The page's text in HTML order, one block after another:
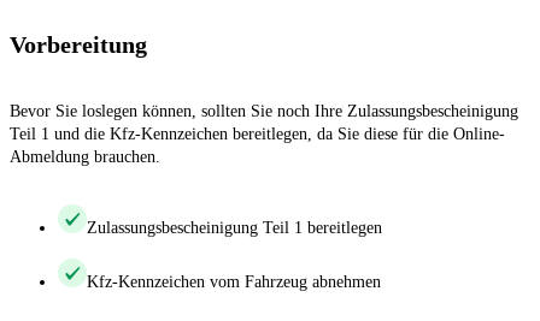
Vorbereitung
Bevor Sie loslegen können, sollten Sie noch Ihre Zulassungsbescheinigung
Teil 1 und die Kfz-Kennzeichen bereitlegen, da Sie diese für die Online-
Abmeldung brauchen.
Zulassungsbescheinigung Teil 1 bereitlegen
Kfz-Kennzeichen vom Fahrzeug abnehmen